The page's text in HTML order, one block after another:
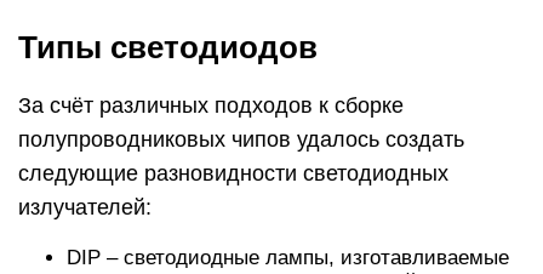
Типы светодиодов
За счёт различных подходов к сборке
полупроводниковых чипов удалось создать
следующие разновидности светодиодных
излучателей:
DIP – светодиодные лампы, изготавливаемые